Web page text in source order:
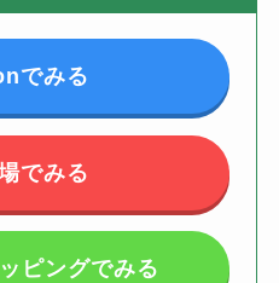
でみる
でみる
ピングでみる